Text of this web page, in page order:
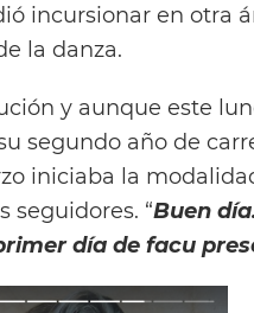
incursionar en otra
la danza.
y aunque este
segundo año de
iniciaba la
seguidores. “Buen
día de facu